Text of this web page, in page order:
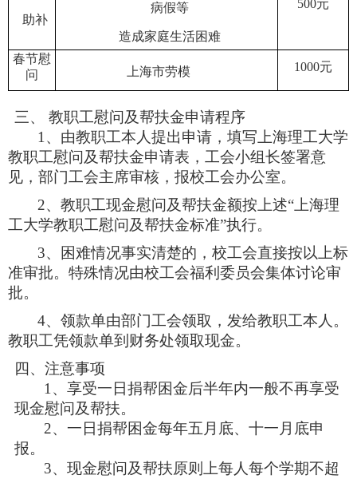
助补
病假等
造成家庭生活困难
500元
春节慰
问
上海市劳模 1000元
三、 教职工慰问及帮扶金申请程序
1、由教职工本人提出申请，填写上海理工大学
教职工慰问及帮扶金申请表，工会小组长签署意
见，部门工会主席审核，报校工会办公室。
2、教职工现金慰问及帮扶金额按上述“上海理
工大学教职工慰问及帮扶金标准”执行。
3、困难情况事实清楚的，校工会直接按以上标
准审批。特殊情况由校工会福利委员会集体讨论审
批。
4、领款单由部门工会领取，发给教职工本人。
教职工凭领款单到财务处领取现金。
四、注意事项
1、享受一日捐帮困金后半年内一般不再享受
现金慰问及帮扶。
2、一日捐帮困金每年五月底、十一月底申
报。
3、现金慰问及帮扶原则上每人每个学期不超